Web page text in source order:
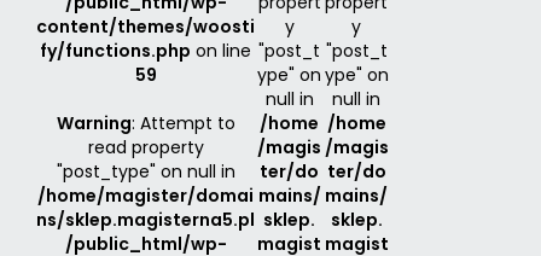
content/themes/woosti
fy/functions.php on line
59
Warning: Attempt to
read property
"post_type" on null in
/home/magister/domai
ns/sklep.magisterna5.pl
/public_html/wp-
y
"post_t
ype" on
null in
/home
/magis
ter/do
mains/
sklep.
magist
y
"post_t
ype" on
null in
/home
/magis
ter/do
mains/
sklep.
magist